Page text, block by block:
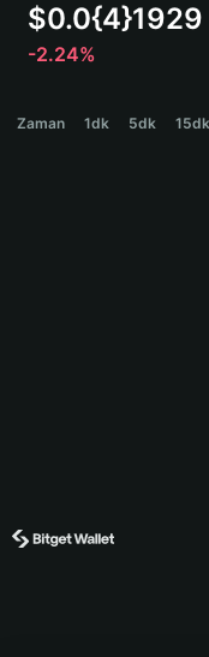
Español
Español (Argentina)
$0.0{4}1929
-2.24%
Zaman 1dk 5dk 15dk